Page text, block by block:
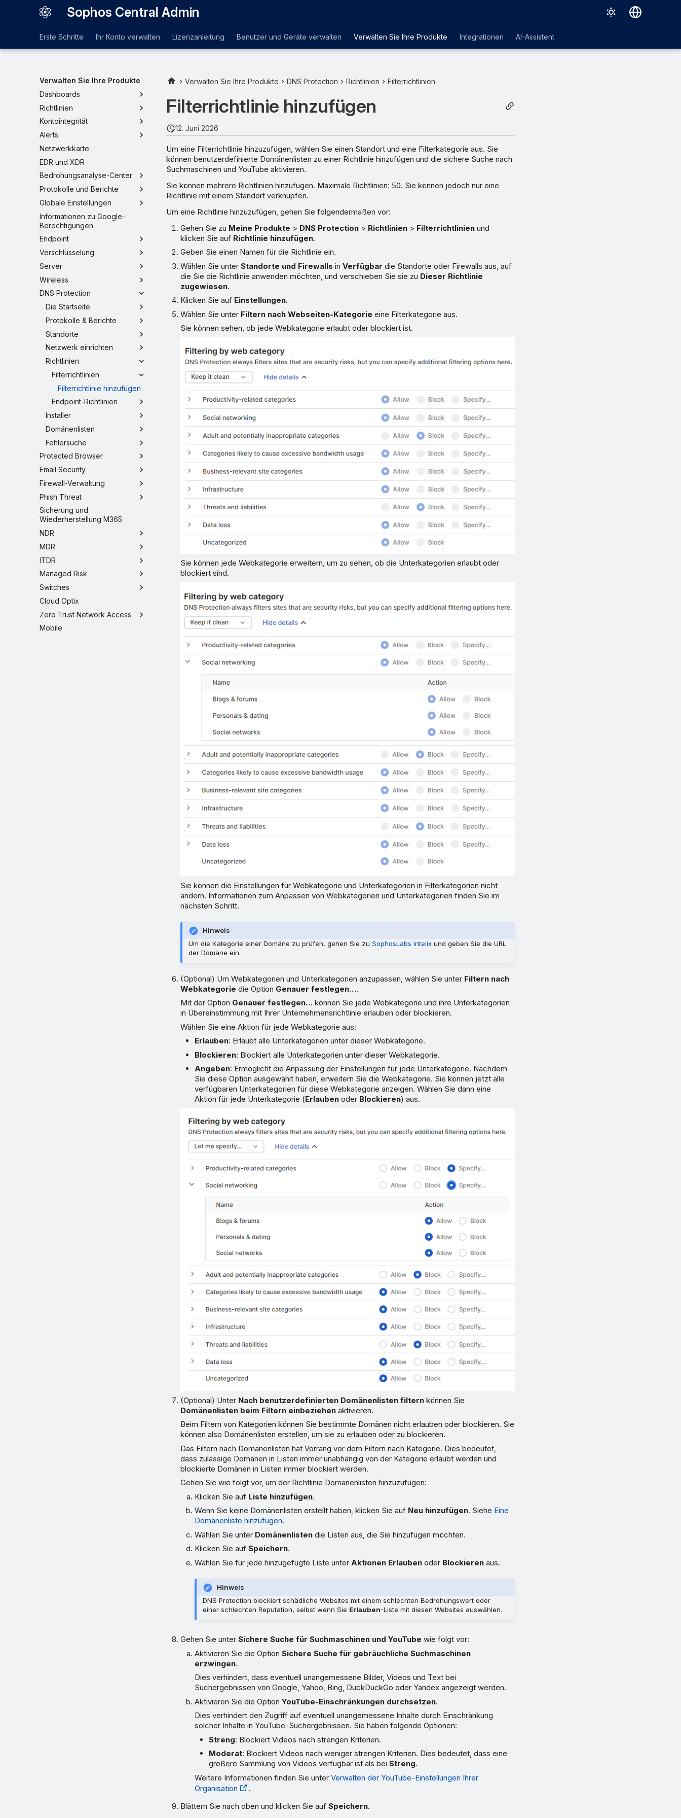
Sophos Central Admin
Erste Schritte Ihr Konto verwalten Lizenzanleitung Benutzer und Geräte verwalten Verwalten Sie Ihre Produkte Integrationen AI-Assistent
Verwalten Sie Ihre Produkte
Dashboards
Richtlinien
Kontointegrität
Alerts
Netzwerkkarte
EDR und XDR
Bedrohungsanalyse-Center
Protokolle und Berichte
Globale Einstellungen
Informationen zu Google-
Berechtigungen
Endpoint
Verschlüsselung
Server
Wireless
DNS Protection
Die Startseite
Protokolle & Berichte
Standorte
Netzwerk einrichten
Richtlinien
Filterrichtlinien
Filterrichtlinie hinzufügen
Endpoint-Richtlinien
Installer
Domänenlisten
Fehlersuche
Protected Browser
Email Security
Firewall-Verwaltung
Phish Threat
Sicherung und
Wiederherstellung M365
NDR
MDR
ITDR
Managed Risk
Switches
Cloud Optix
Zero Trust Network Access
Mobile
Verwalten Sie Ihre Produkte DNS Protection Richtlinien Filterrichtlinien
Filterrichtlinie hinzufügen
12. Juni 2026
Um eine Filterrichtlinie hinzuzufügen, wählen Sie einen Standort und eine Filterkategorie aus. Sie
können benutzerdefinierte Domänenlisten zu einer Richtlinie hinzufügen und die sichere Suche nach
Suchmaschinen und YouTube aktivieren.
Sie können mehrere Richtlinien hinzufügen. Maximale Richtlinien: 50. Sie können jedoch nur eine
Richtlinie mit einem Standort verknüpfen.
Um eine Richtlinie hinzuzufügen, gehen Sie folgendermaßen vor:
Gehen Sie zu Meine Produkte > DNS Protection > Richtlinien > Filterrichtlinien und
klicken Sie auf Richtlinie hinzufügen.
Geben Sie einen Namen für die Richtlinie ein.
Wählen Sie unterStandorte und Firewalls inVerfügbar die Standorte oder Firewalls aus, auf
die Sie die Richtlinie anwenden möchten, und verschieben Sie sie zu Dieser Richtlinie
zugewiesen.
Klicken Sie auf Einstellungen.
Wählen Sie unter Filtern nach Webseiten-Kategorie eine Filterkategorie aus.
Sie können sehen, ob jede Webkategorie erlaubt oder blockiert ist.
Sie können jede Webkategorie erweitern, um zu sehen, ob die Unterkategorien erlaubt oder
blockiert sind.
Sie können die Einstellungen für Webkategorie und Unterkategorien in Filterkategorien nicht
ändern. Informationen zum Anpassen von Webkategorien und Unterkategorien finden Sie im
nächsten Schritt.
Hinweis
Um die Kategorie einer Domäne zu prüfen, gehen Sie zuSophosLabs Intelix und geben Sie die URL
der Domäne ein.
(Optional) Um Webkategorien und Unterkategorien anzupassen, wählen Sie unter Filtern nach
Webkategorie die Option Genauer festlegen….
Mit der Option Genauer festlegen… können Sie jede Webkategorie und ihre Unterkategorien
in Übereinstimmung mit Ihrer Unternehmensrichtlinie erlauben oder blockieren.
Wählen Sie eine Aktion für jede Webkategorie aus:
Erlauben: Erlaubt alle Unterkategorien unter dieser Webkategorie.
Blockieren: Blockiert alle Unterkategorien unter dieser Webkategorie.
Angeben: Ermöglicht die Anpassung der Einstellungen für jede Unterkategorie. Nachdem
Sie diese Option ausgewählt haben, erweitern Sie die Webkategorie. Sie können jetzt alle
verfügbaren Unterkategorien für diese Webkategorie anzeigen. Wählen Sie dann eine
Aktion für jede Unterkategorie (Erlauben oder Blockieren) aus.
(Optional) Unter Nach benutzerdefinierten Domänenlisten filtern können Sie
Domänenlisten beim Filtern einbeziehen aktivieren.
Beim Filtern von Kategorien können Sie bestimmte Domänen nicht erlauben oder blockieren. Sie
können also Domänenlisten erstellen, um sie zu erlauben oder zu blockieren.
Das Filtern nach Domänenlisten hat Vorrang vor dem Filtern nach Kategorie. Dies bedeutet,
dass zulässige Domänen in Listen immer unabhängig von der Kategorie erlaubt werden und
blockierte Domänen in Listen immer blockiert werden.
Gehen Sie wie folgt vor, um der Richtlinie Domänenlisten hinzuzufügen:
Klicken Sie auf Liste hinzufügen.
Wenn Sie keine Domänenlisten erstellt haben, klicken Sie auf Neu hinzufügen. Siehe Eine
Domänenliste hinzufügen.
Wählen Sie unter Domänenlisten die Listen aus, die Sie hinzufügen möchten.
Klicken Sie aufSpeichern.
Wählen Sie für jede hinzugefügte Liste unterAktionen Erlauben oder Blockieren aus.
Hinweis
DNS Protection blockiert schädliche Websites mit einem schlechten Bedrohungswert oder
einer schlechten Reputation, selbst wenn Sie Erlauben-Liste mit diesen Websites auswählen.
Gehen Sie unterSichere Suche für Suchmaschinen und YouTube wie folgt vor:
Aktivieren Sie die OptionSichere Suche für gebräuchliche Suchmaschinen
erzwingen.
Dies verhindert, dass eventuell unangemessene Bilder, Videos und Text bei
Suchergebnissen von Google, Yahoo, Bing, DuckDuckGo oder Yandex angezeigt werden.
Aktivieren Sie die OptionYouTube-Einschränkungen durchsetzen.
Dies verhindert den Zugriff auf eventuell unangemessene Inhalte durch Einschränkung
solcher Inhalte in YouTube-Suchergebnissen. Sie haben folgende Optionen:
Streng: Blockiert Videos nach strengen Kriterien.
Moderat: Blockiert Videos nach weniger strengen Kriterien. Dies bedeutet, dass eine
größere Sammlung von Videos verfügbar ist als beiStreng.
Weitere Informationen finden Sie unterVerwalten der YouTube-Einstellungen Ihrer
Organisation
.
Blättern Sie nach oben und klicken Sie aufSpeichern.